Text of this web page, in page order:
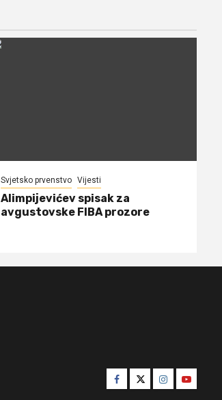
Svjetsko prvenstvo Vijesti
Alimpijevićev spisak za
avgustovske FIBA prozore
Facebook
TwitterInstagram
Youtube